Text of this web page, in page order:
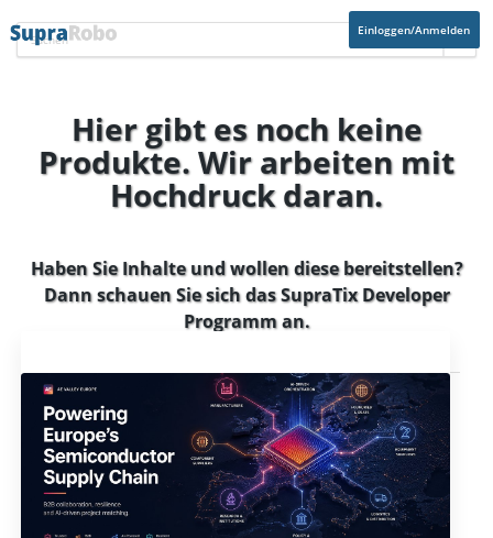
Einloggen/Anmelden
Hier gibt es noch keine
Produkte. Wir arbeiten mit
Hochdruck daran.
Haben Sie Inhalte und wollen diese bereitstellen?
Dann schauen Sie sich dasSupraTix Developer
Programman.